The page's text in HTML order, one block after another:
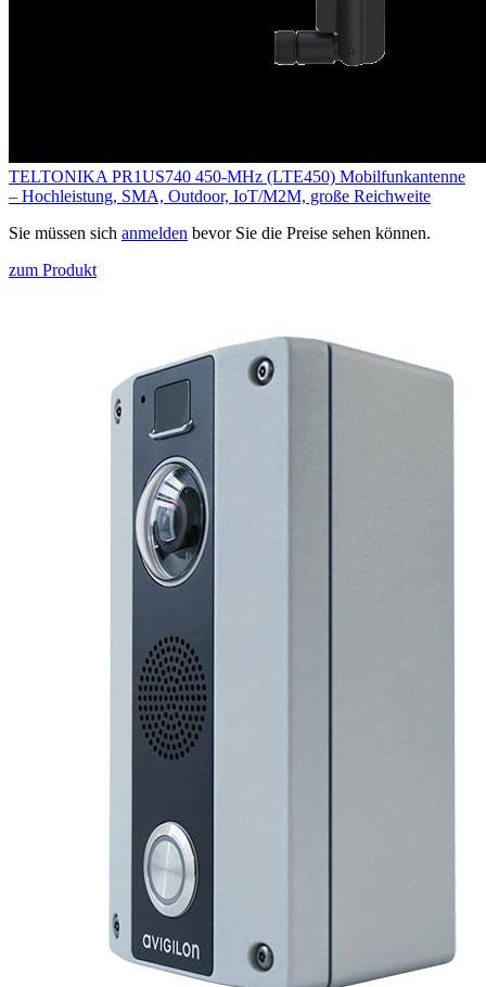
TELTONIKA PR1US740 450‑MHz (LTE450) Mobilfunkantenne
– Hochleistung, SMA, Outdoor, IoT/M2M, große Reichweite
Sie müssen sich anmelden bevor Sie die Preise sehen können.
zum Produkt